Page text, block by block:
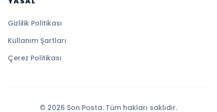
Gizlilik Politikası
Kullanım Şartları
Çerez Politikası
© 2026 Son Posta. Tüm hakları saklıdır.